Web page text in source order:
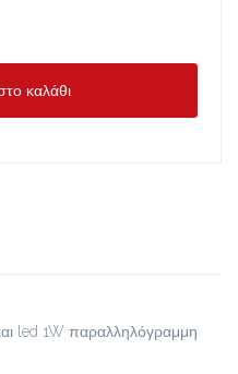
καλάθι
led 1W παραλληλόγραμμη